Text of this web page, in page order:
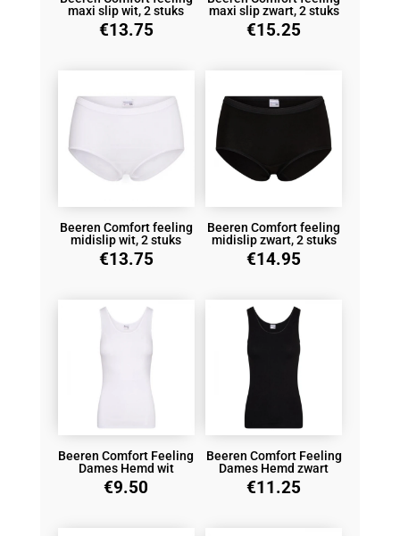
maxi slip wit, 2 stuks
€13.75
maxi slip zwart, 2 stuks
€15.25
Beeren Comfort feeling
midislip wit, 2 stuks
€13.75
Beeren Comfort feeling
midislip zwart, 2 stuks
€14.95
Beeren Comfort Feeling
Dames Hemd wit
€9.50
Beeren Comfort Feeling
Dames Hemd zwart
€11.25